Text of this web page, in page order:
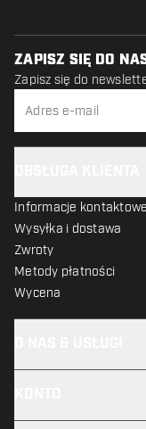
ZAPISZ SIĘ DO
Zapisz się do
Informacje kontaktowe
Wysyłka i dostawa
Zwroty
Metody płatności
Wycena